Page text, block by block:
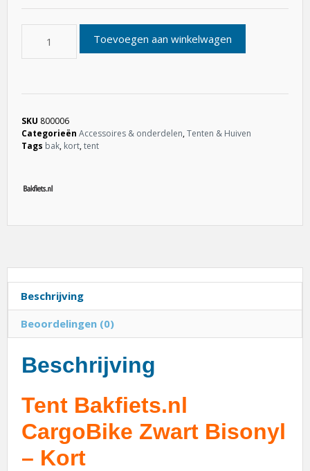
Toevoegen aan winkelwagen
SKU 800006
Categorieën Accessoires & onderdelen,Tenten & Huiven
Tags bak, kort,tent
Beschrijving
Beoordelingen (0)
Beschrijving
Tent Bakfiets.nl
CargoBike Zwart Bisonyl
– Kort